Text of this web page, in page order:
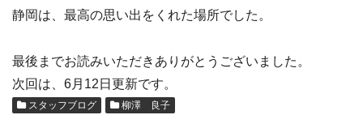
静岡は、最高の思い出をくれた場所でした。
最後までお読みいただきありがとうございました。
次回は、6月12日更新です。
スタッフブログ 柳澤 良子